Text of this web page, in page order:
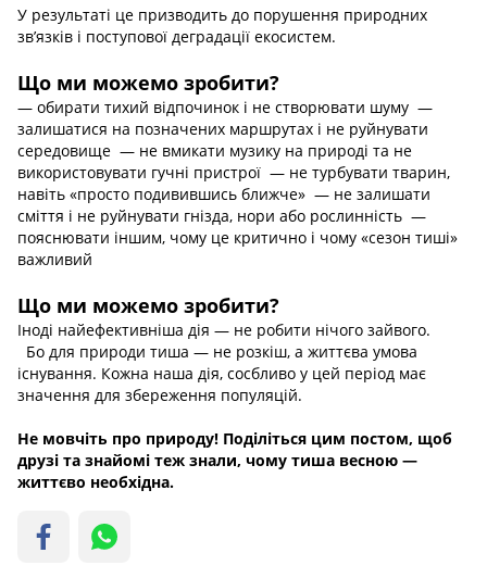
У результаті це призводить до порушення природних
зв’язків і поступової деградації екосистем.
Що ми можемо зробити?​​​​​​​
— обирати тихий відпочинок і не створювати шуму —
залишатися на позначених маршрутах і не руйнувати
середовище — не вмикати музику на природі та не
використовувати гучні пристрої — не турбувати тварин,
навіть «просто подивившись ближче» — не залишати
сміття і не руйнувати гнізда, нори або рослинність —
пояснювати іншим, чому це критично і чому «сезон тиші»
важливий
Що ми можемо зробити?​​​​​​​
Іноді найефективніша дія — не робити нічого зайвого.
Бо для природи тиша — не розкіш, а життєва умова
існування. Кожна наша дія, сосбливо у цей період має
значення для збереження популяцій.
Не мовчіть про природу! Поділіться цим постом, щоб
друзі та знайомі теж знали, чому тиша весною —
життєво необхідна.​​​​​​​